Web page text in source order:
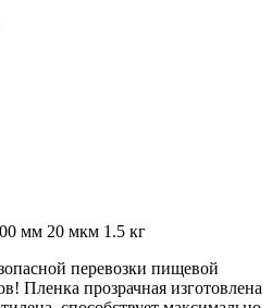
мм 20 мкм 1.5 кг
перевозки пищевой
Пленка прозрачная изготовлена